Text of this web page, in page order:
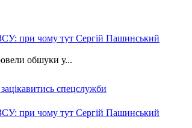
при чому тут Сергій Пашинський
обшуки у...
спецслужби
при чому тут Сергій Пашинський